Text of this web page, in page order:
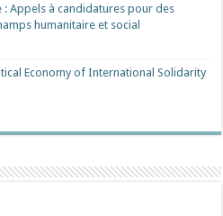
Appels à candidatures pour des
humanitaire et social
Economy of International Solidarity